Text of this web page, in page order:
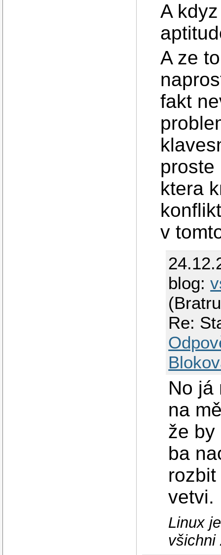
A
A ze
fakt
proste
ktera
v
blog:
Re:
No já
na
že by
ba
vetvi.
Linux
všichni